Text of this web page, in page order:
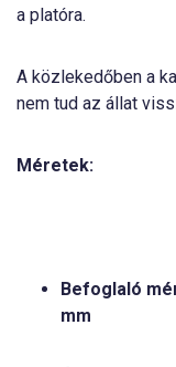
a platóra.
A közlekedőben a
nem tud az állat
Méretek:
Befoglaló
mm